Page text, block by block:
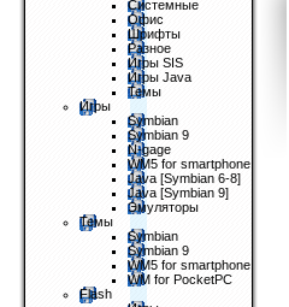
Системные
Офис
Шрифты
Разное
Игры SIS
Игры Java
Темы
Игры
Symbian
Symbian 9
N-gage
WM5 for smartphone
Java [Symbian 6-8]
Java [Symbian 9]
Эмуляторы
Темы
Symbian
Symbian 9
WM5 for smartphone
WM for PocketPC
Flash